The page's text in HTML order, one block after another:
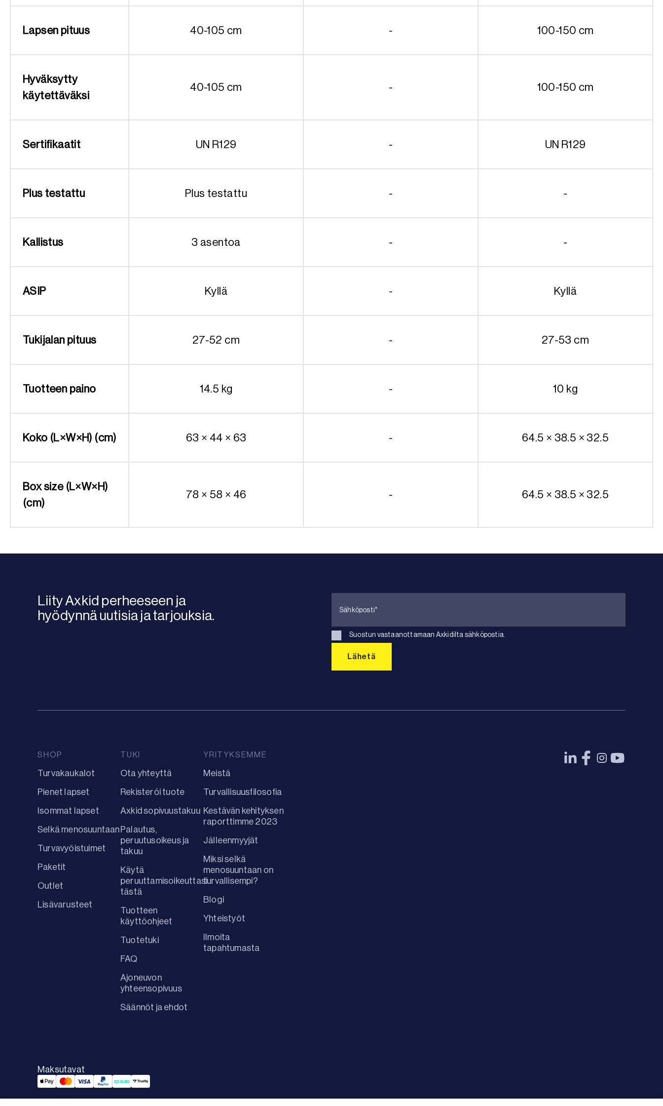
Lapsen pituus 40-105 cm - 100-150 cm
Hyväksytty
käytettäväksi
40-105 cm - 100-150 cm
Sertifikaatit UN R129 - UN R129
Plus testattu Plus testattu - -
Kallistus 3 asentoa - -
ASIP Kyllä - Kyllä
Tukijalan pituus 27-52 cm - 27-53 cm
Tuotteen paino 14.5 kg - 10 kg
Koko (L×W×H) (cm) 63 × 44 × 63 - 64.5 × 38.5 × 32.5
Box size (L×W×H)
(cm)
78 × 58 × 46 - 64.5 × 38.5 × 32.5
Liity Axkid perheeseen ja
hyödynnä uutisia ja tarjouksia.
Suostun vastaanottamaan Axkidilta sähköpostia.
SHOP
Turvakaukalot
Pienet lapset
Isommat lapset
Selkä menosuuntaan
Turvavyöistuimet
Paketit
Outlet
Lisävarusteet
TUKI
Ota yhteyttä
Rekisteröi tuote
Axkid sopivuustakuu
Palautus,
peruutusoikeus ja
takuu
Käytä
peruuttamisoikeuttasi
tästä
Tuotteen
käyttöohjeet
Tuotetuki
FAQ
Ajoneuvon
yhteensopivuus
Säännöt ja ehdot
YRITYKSEMME
Meistä
Turvallisuusfilosofia
Kestävän kehityksen
raporttimme 2023
Jälleenmyyjät
Miksi selkä
menosuuntaan on
turvallisempi?
Blogi
Yhteistyöt
Ilmoita
tapahtumasta
Maksutavat
Applepay Payment
Mastercard Payment
Visa Payment
Paypal Payment
Qliro Payment
Trustly Payment